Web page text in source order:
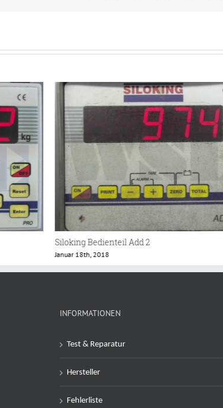
Siloking Bedienteil
Januar 18th, 2018
INFORMATIONEN
Test & Reparatur
Hersteller
Fehlerliste